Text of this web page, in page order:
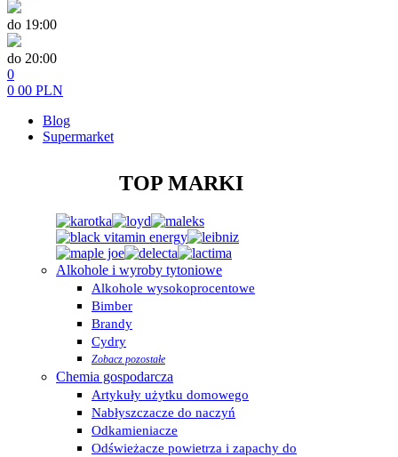
do 19:00
do 20:00
0
0 00 PLN
Blog
Supermarket
TOP MARKI
Alkohole i wyroby tytoniowe
Alkohole wysokoprocentowe
Bimber
Brandy
Cydry
Zobacz pozostałe
Chemia gospodarcza
Artykuły użytku domowego
Nabłyszczacze do naczyń
Odkamieniacze
Odświeżacze powietrza i zapachy do